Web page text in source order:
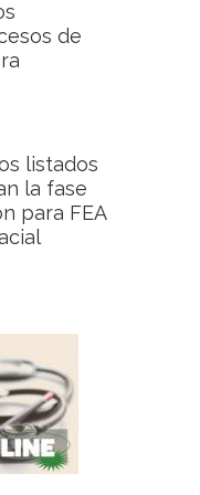
de
listados
la fase
para FEA